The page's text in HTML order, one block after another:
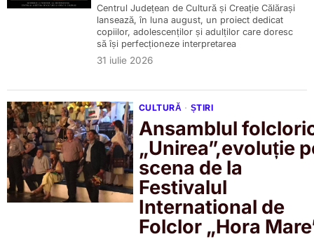
Centrul Județean de Cultură și Creație Călărași
lansează, în luna august, un proiect dedicat
copiilor, adolescenților și adulților care doresc
să își perfecționeze interpretarea
31 iulie 2026
CULTURĂ · ȘTIRI
Ansamblul
„Unirea”,evoluție
scena de la
Festivalul
International de
Folclor „Hora